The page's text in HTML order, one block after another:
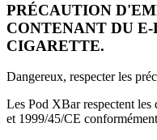
PRÉCAUTION
CONTENANT DU
CIGARETTE.
Dangereux, respecter les
Les Pod XBar respectent
et 1999/45/CE